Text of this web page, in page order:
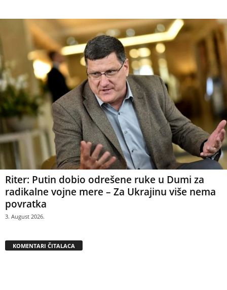
Riter: Putin dobio odrešene ruke u Dumi za
radikalne vojne mere – Za Ukrajinu više nema
povratka
3. August 2026.
KOMENTARI ČITALACA